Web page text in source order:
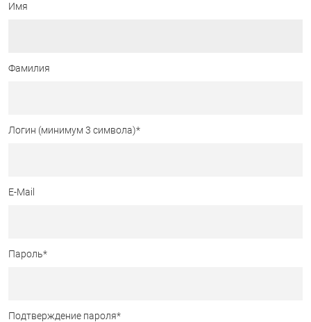
Имя
Фамилия
Логин (минимум 3 символа)*
E-Mail
Пароль*
Подтверждение пароля*